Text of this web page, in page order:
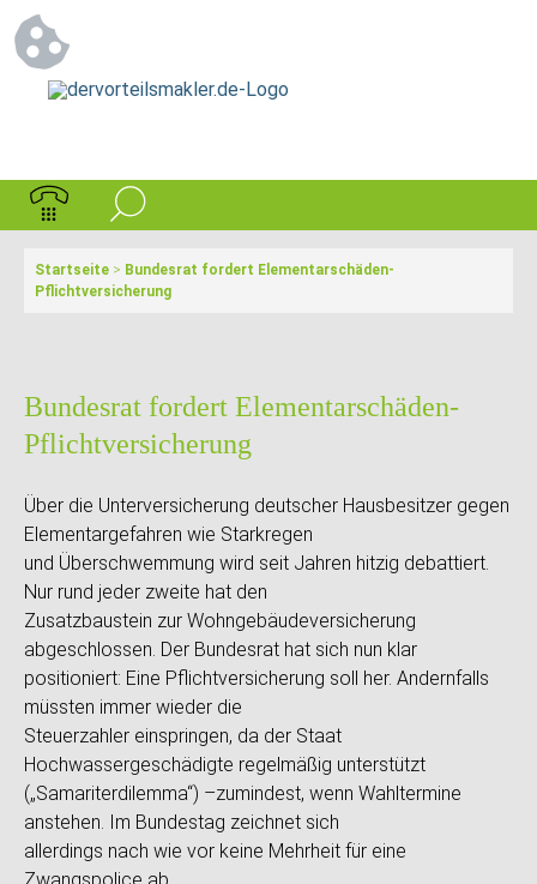
Startseite > Bundesrat fordert Elementarschäden-
Pflichtversicherung
Bundesrat fordert Elementarschäden-
Pflichtversicherung
Über die Unterversicherung deutscher Hausbesitzer gegen
Elementargefahren wie Starkregen
und Überschwemmung wird seit Jahren hitzig debattiert.
Nur rund jeder zweite hat den
Zusatzbaustein zur Wohngebäudeversicherung
abgeschlossen. Der Bundesrat hat sich nun klar
positioniert: Eine Pflichtversicherung soll her. Andernfalls
müssten immer wieder die
Steuerzahler einspringen, da der Staat
Hochwassergeschädigte regelmäßig unterstützt
(„Samariterdilemma“) –zumindest, wenn Wahltermine
anstehen. Im Bundestag zeichnet sich
allerdings nach wie vor keine Mehrheit für eine